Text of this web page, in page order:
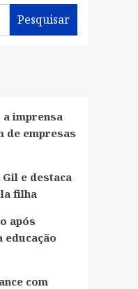
Pesquisar
imprensa
de empresas
e destaca
filha
após
educação
com